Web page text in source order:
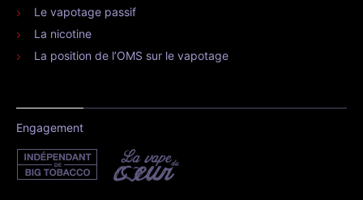
Le vapotage passif
La nicotine
La position de l’OMS sur le vapotage
Engagement